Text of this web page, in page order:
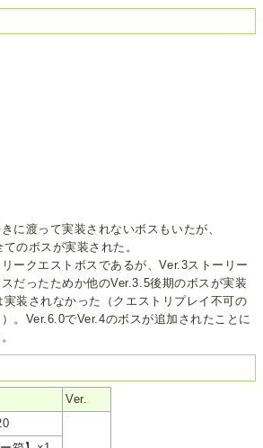
に渡って実装されないボスもいたが、
のボスが実装された。
ークエストボスであるが、Ver.3ストーリー
だったためか他のVer.3.5後期のボスが実装
装されなかった（クエストリプレイ不可の
。Ver.6.0でVer.4のボスが追加されたことに
Ver.